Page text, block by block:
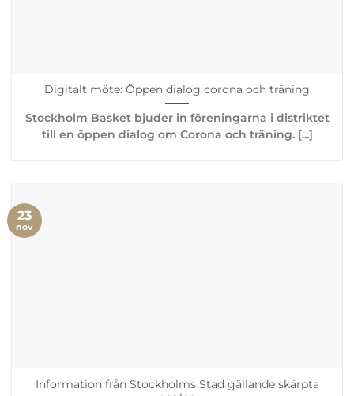
Digitalt möte: Öppen dialog corona och träning
Stockholm Basket bjuder in föreningarna i distriktet
till en öppen dialog om Corona och träning. [...]
Information från Stockholms Stad gällande skärpta
23
nov